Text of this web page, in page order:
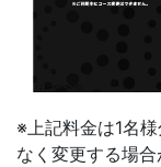
※上記料金は1名
なく変更する場合